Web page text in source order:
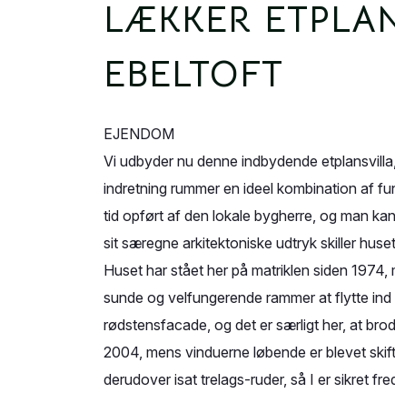
LÆKKER
EBELTOFT
EJENDOM
Vi udbyder nu denne indbydende
indretning rummer en ideel kombination af
tid opført af den lokale bygherre, og man
sit særegne arkitektoniske udtryk skiller
Huset har stået her på matriklen siden
sunde og velfungerende rammer at flytte
rødstensfacade, og det er særligt her, at
2004, mens vinduerne løbende er blevet
derudover isat trelags-ruder, så I er sikret